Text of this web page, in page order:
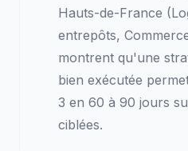
Hauts-de-France
entrepôts,
montrent qu'une
bien exécutée
3 en 60 à 90 jours
ciblées.